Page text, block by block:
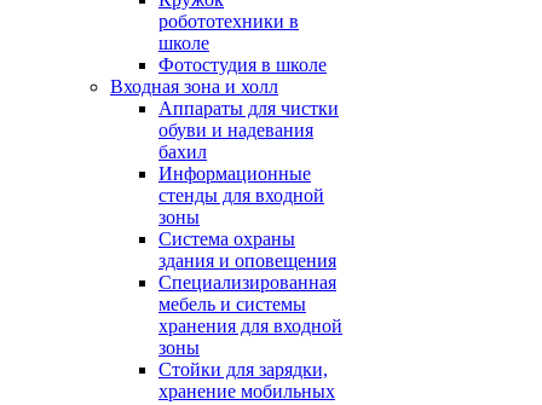
робототехники в
школе
Фотостудия в школе
Входная зона и холл
Аппараты для чистки
обуви и надевания
бахил
Информационные
стенды для входной
зоны
Система охраны
здания и оповещения
Специализированная
мебель и системы
хранения для входной
зоны
Стойки для зарядки,
хранение мобильных